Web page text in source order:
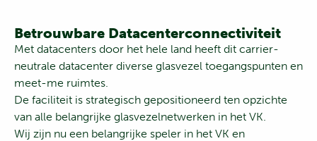
Betrouwbare Datacenterconnectiviteit
Met datacenters door het hele land heeft dit carrier-
neutrale datacenter diverse glasvezel toegangspunten en
meet-me ruimtes.
De faciliteit is strategisch gepositioneerd ten opzichte
van alle belangrijke glasvezelnetwerken in het VK.
Wij zijn nu een belangrijke speler in het VK en